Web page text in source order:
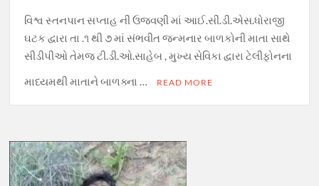
વિશ્વ સ્તનપાન સપ્તાહ ની ઉજવણી માં આઈ.સી.ડી.એસ.ધોરાજી
ઘટક દ્વારા તા .૧ થી ૭ માં સંભવીત જન્મનાર બાળકોની માતા સાથે
સીડીપીઓ તેમજ ટી.ડી.ઓ.સાહેબ , મુખ્ય સેવિકા દ્વારા ટેલીફોનના
માધ્યમથી માતાને બાળક્ના …
READ MORE